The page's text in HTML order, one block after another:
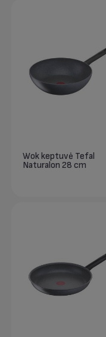
Wok keptuvė Tefal
Naturalon 28 cm